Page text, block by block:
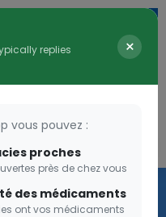
replies
×
vous pouvez :
proches
près de chez vous
des médicaments
ont vos médicaments